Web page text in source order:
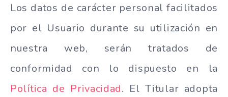
Los datos de carácter personal facilitados
por el Usuario durante su utilización en
nuestra web, serán tratados de
conformidad con lo dispuesto en la
Política de Privacidad. El Titular adopta